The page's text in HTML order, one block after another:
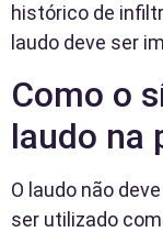
histórico de
laudo deve ser
Como o
laudo na
O laudo não
ser utilizado